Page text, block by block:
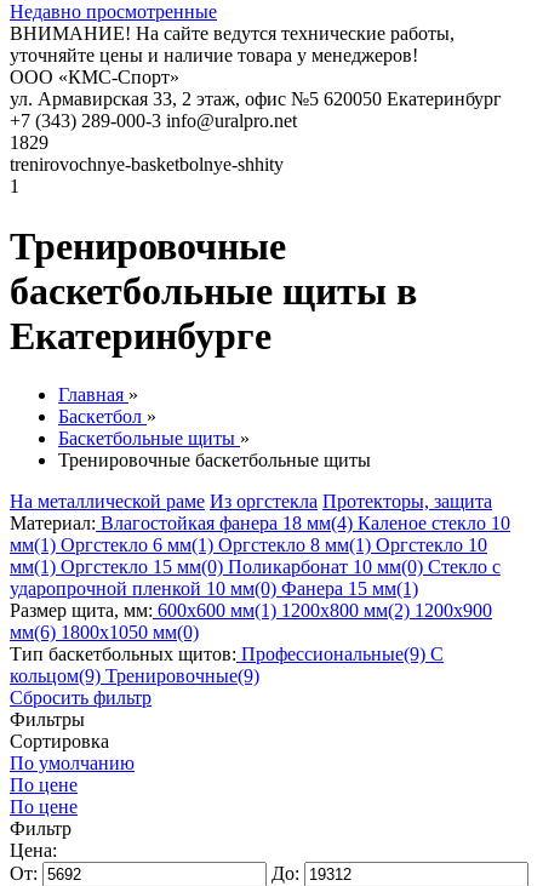
Недавно просмотренные
ВНИМАНИЕ! На сайте ведутся технические работы,
уточняйте цены и наличие товара у менеджеров!
ООО «КМС-Спорт»
ул. Армавирская 33, 2 этаж, офис №5 620050 Екатеринбург
+7 (343) 289-000-3 info@uralpro.net
1829
trenirovochnye-basketbolnye-shhity
1
Тренировочные
баскетбольные щиты в
Екатеринбурге
Главная »
Баскетбол »
Баскетбольные щиты »
Тренировочные баскетбольные щиты
На металлической раме Из оргстекла Протекторы, защита
Материал: Влагостойкая фанера 18 мм(4) Каленое стекло 10
мм(1) Оргстекло 6 мм(1) Оргстекло 8 мм(1) Оргстекло 10
мм(1) Оргстекло 15 мм(0) Поликарбонат 10 мм(0) Стекло с
ударопрочной пленкой 10 мм(0) Фанера 15 мм(1)
Размер щита, мм: 600х600 мм(1) 1200х800 мм(2) 1200х900
мм(6) 1800х1050 мм(0)
Тип баскетбольных щитов: Профессиональные(9) С
кольцом(9) Тренировочные(9)
Сбросить фильтр
Фильтры
Сортировка
По умолчанию
По цене
По цене
Фильтр
Цена:
От:
До: